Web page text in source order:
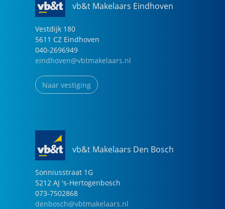
vb&t Makelaars Eindhoven
Vestdijk 180
5611 CZ Eindhoven
040-2696949
eindhoven@vbtmakelaars.nl
Naar vestiging
vb&t Makelaars Den Bosch
Sonniusstraat 1G
5212 AJ 's-Hertogenbosch
073-7502868
denbosch@vbtmakelaars.nl